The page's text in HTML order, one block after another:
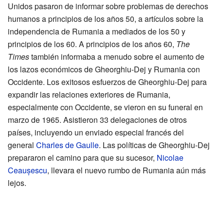
Unidos pasaron de informar sobre problemas de derechos
humanos a principios de los años 50, a artículos sobre la
independencia de Rumania a mediados de los 50 y
principios de los 60. A principios de los años 60, The
Timestambién informaba a menudo sobre el aumento de
los lazos económicos de Gheorghiu-Dej y Rumania con
Occidente. Los exitosos esfuerzos de Gheorghiu-Dej para
expandir las relaciones exteriores de Rumania,
especialmente con Occidente, se vieron en su funeral en
marzo de 1965. Asistieron 33 delegaciones de otros
países, incluyendo un enviado especial francés del
general Charles de Gaulle. Las políticas de Gheorghiu-Dej
prepararon el camino para que su sucesor, Nicolae
Ceaușescu, llevara el nuevo rumbo de Rumania aún más
lejos.